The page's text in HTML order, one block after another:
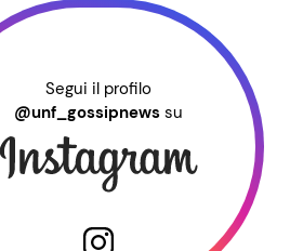
Segui il profilo
@unf_gossipnews su